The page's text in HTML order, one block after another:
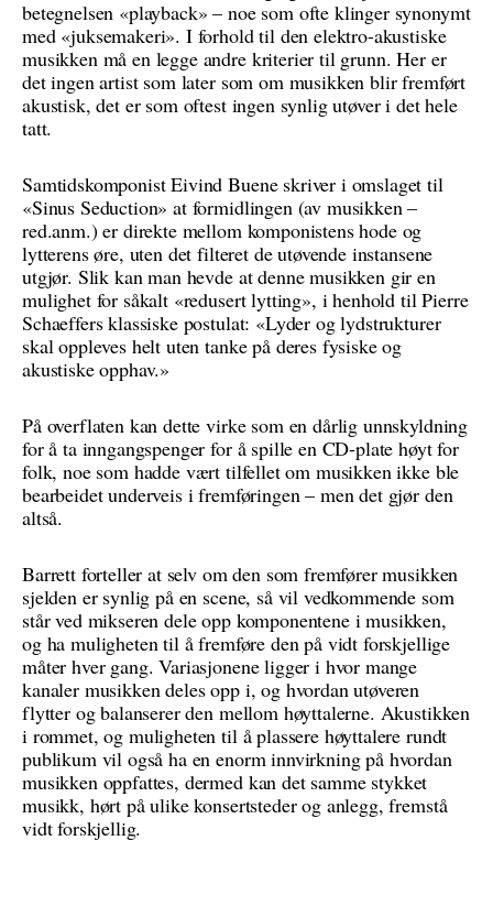
betegnelsen «playback» – noe som ofte klinger synonymt
med «juksemakeri». I forhold til den elektro-akustiske
musikken må en legge andre kriterier til grunn. Her er
det ingen artist som later som om musikken blir fremført
akustisk, det er som oftest ingen synlig utøver i det hele
tatt.
Samtidskomponist Eivind Buene skriver i omslaget til
«Sinus Seduction» at formidlingen (av musikken –
red.anm.) er direkte mellom komponistens hode og
lytterens øre, uten det filteret de utøvende instansene
utgjør. Slik kan man hevde at denne musikken gir en
mulighet for såkalt «redusert lytting», i henhold til Pierre
Schaeffers klassiske postulat: «Lyder og lydstrukturer
skal oppleves helt uten tanke på deres fysiske og
akustiske opphav.»
På overflaten kan dette virke som en dårlig unnskyldning
for å ta inngangspenger for å spille en CD-plate høyt for
folk, noe som hadde vært tilfellet om musikken ikke ble
bearbeidet underveis i fremføringen – men det gjør den
altså.
Barrett forteller at selv om den som fremfører musikken
sjelden er synlig på en scene, så vil vedkommende som
står ved mikseren dele opp komponentene i musikken,
og ha muligheten til å fremføre den på vidt forskjellige
måter hver gang. Variasjonene ligger i hvor mange
kanaler musikken deles opp i, og hvordan utøveren
flytter og balanserer den mellom høyttalerne. Akustikken
i rommet, og muligheten til å plassere høyttalere rundt
publikum vil også ha en enorm innvirkning på hvordan
musikken oppfattes, dermed kan det samme stykket
musikk, hørt på ulike konsertsteder og anlegg, fremstå
vidt forskjellig.